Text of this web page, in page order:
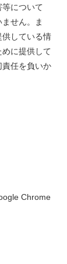
について
せん。ま
している情
に提供して
任を負いか
Chrome